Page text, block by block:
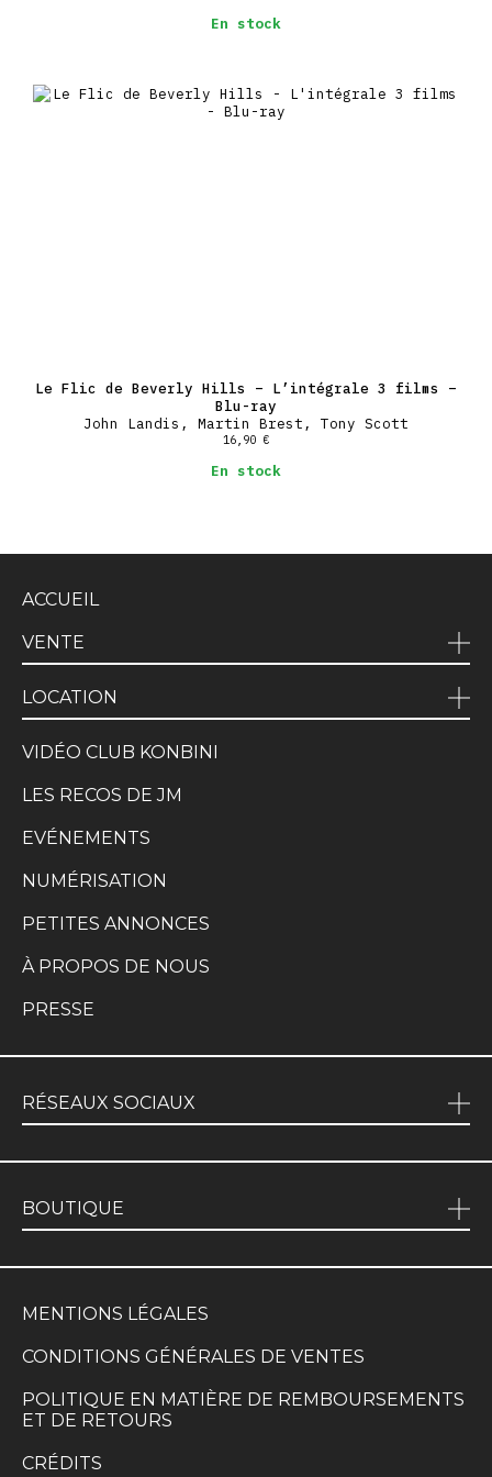
En stock
Le Flic de Beverly Hills – L’intégrale 3 films –
Blu-ray
John Landis, Martin Brest, Tony Scott
16,90 €
En stock
ACCUEIL
VENTE
LOCATION
VIDÉO CLUB KONBINI
LES RECOS DE JM
EVÉNEMENTS
NUMÉRISATION
PETITES ANNONCES
À PROPOS DE NOUS
PRESSE
RÉSEAUX SOCIAUX
BOUTIQUE
MENTIONS LÉGALES
CONDITIONS GÉNÉRALES DE VENTES
POLITIQUE EN MATIÈRE DE REMBOURSEMENTS
ET DE RETOURS
CRÉDITS